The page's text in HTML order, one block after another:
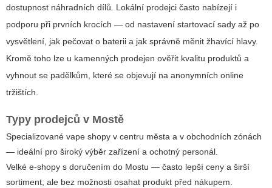
dostupnost náhradních dílů. Lokální prodejci často nabízejí i
podporu při prvních krocích — od nastavení startovací sady až po
vysvětlení, jak pečovat o baterii a jak správně měnit žhavící hlavy.
Kromě toho lze u kamenných prodejen ověřit kvalitu produktů a
vyhnout se padělkům, které se objevují na anonymních online
tržištích.
Typy prodejců v Mostě
Specializované vape shopy v centru města a v obchodních zónách
— ideální pro široký výběr zařízení a ochotný personál.
Velké e-shopy s doručením do Mostu — často lepší ceny a širší
sortiment, ale bez možnosti osahat produkt před nákupem.